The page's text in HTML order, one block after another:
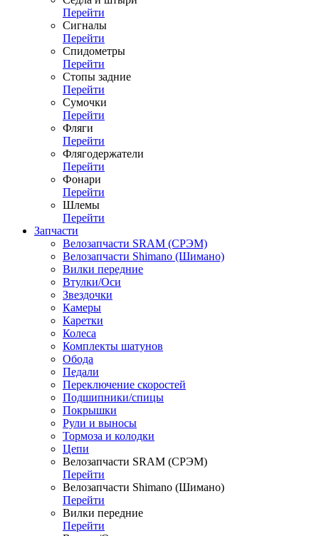
Перейти
Сигналы
Перейти
Спидометры
Перейти
Стопы задние
Перейти
Сумочки
Перейти
Фляги
Перейти
Флягодержатели
Перейти
Фонари
Перейти
Шлемы
Перейти
Запчасти
Велозапчасти SRAM (СРЭМ)
Велозапчасти Shimano (Шимано)
Вилки передние
Втулки/Оси
Звездочки
Камеры
Каретки
Колеса
Комплекты шатунов
Обода
Педали
Переключение скоростей
Подшипники/спицы
Покрышки
Рули и выносы
Тормоза и колодки
Цепи
Велозапчасти SRAM (СРЭМ)
Перейти
Велозапчасти Shimano (Шимано)
Перейти
Вилки передние
Перейти